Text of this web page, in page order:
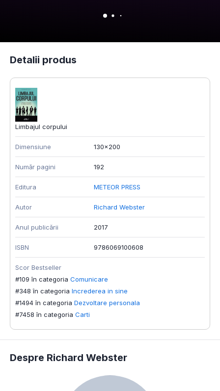
Detalii produs
Limbajul corpului
Dimensiune 130x200
Număr pagini 192
Editura METEOR PRESS
Autor Richard Webster
Anul publicării 2017
ISBN 9786069100608
Scor Bestseller
#109 în categoria Comunicare
#348 în categoria Increderea in sine
#1494 în categoria Dezvoltare personala
#7458 în categoria Carti
Despre Richard Webster